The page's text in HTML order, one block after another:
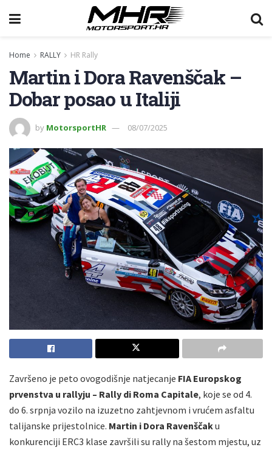
Home RALLY HR Rally
Martin i Dora Ravenščak –
Dobar posao u Italiji
by MotorsportHR 08/07/2025
Završeno je peto ovogodišnje natjecanje FIA Europskog
prvenstva u rallyju – Rally di Roma Capitale, koje se od 4.
do 6. srpnja vozilo na izuzetno zahtjevnom i vrućem asfaltu
talijanske prijestolnice. Martin i Dora Ravenščaku
konkurenciji ERC3 klase završili su rally na šestom mjestu, uz